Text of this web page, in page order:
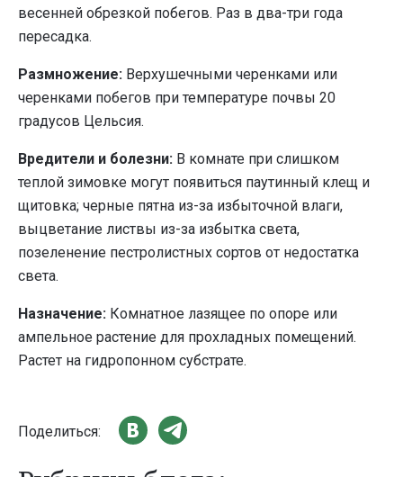
весенней обрезкой побегов. Раз в два-три года
пересадка.
Размножение: Верхушечными черенками или
черенками побегов при температуре почвы 20
градусов Цельсия.
Вредители и болезни: В комнате при слишком
теплой зимовке могут появиться паутинный клещ и
щитовка; черные пятна из-за избыточной влаги,
выцветание листвы из-за избытка света,
позеленение пестролистных сортов от недостатка
света.
Назначение: Комнатное лазящее по опоре или
ампельное растение для прохладных помещений.
Растет на гидропонном субстрате.
Поделиться: